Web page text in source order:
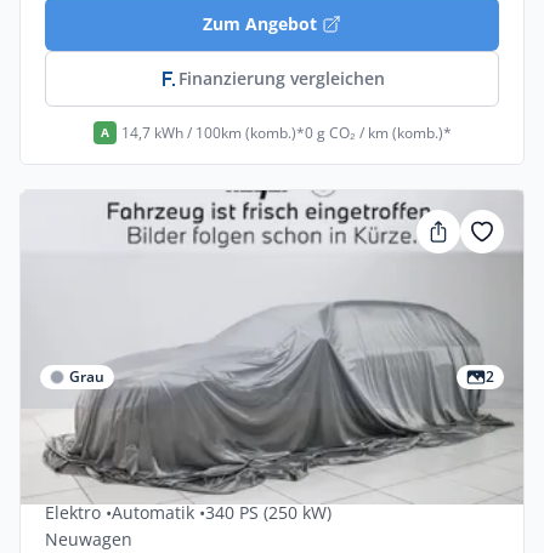
Zum Angebot
Finanzierung vergleichen
A 14,7 kWh / 100km (komb.)*0 g CO₂ / km (komb.)*
Grau 2
Gewerbe & Privat
Bmw I4 EDrive40 5dr
Elektro •Automatik •340 PS (250 kW)
Neuwagen